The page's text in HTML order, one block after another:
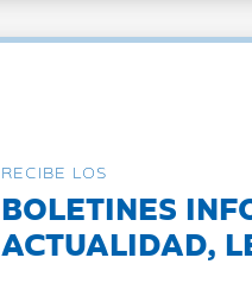
RECIBE LOS
BOLETINES
ACTUALIDAD,